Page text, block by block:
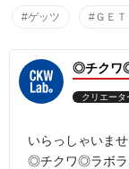
#ゲッツ #ＧＥＴ
◎チクワ
クリエータ
いらっしゃいませ
◎チクワ◎ラボラ